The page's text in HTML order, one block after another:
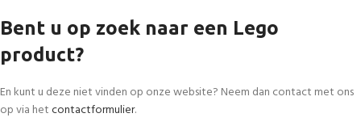
Bent u op zoek naar een Lego
product?
En kunt u deze niet vinden op onze website? Neem dan contact met ons
op via hetcontactformulier.